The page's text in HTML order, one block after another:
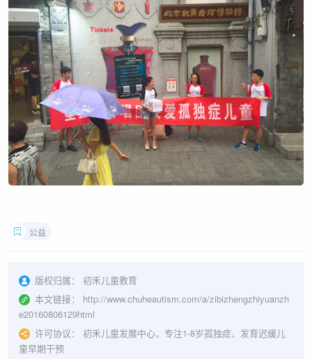
公益
版权归属：
初禾儿童教育
本文链接：
http://www.chuheautism.com/a/zibizhengzhiyuanzh
e20160806129html
许可协议：
初禾儿童发展中心，专注1-8岁孤独症、发育迟缓儿
童早期干预